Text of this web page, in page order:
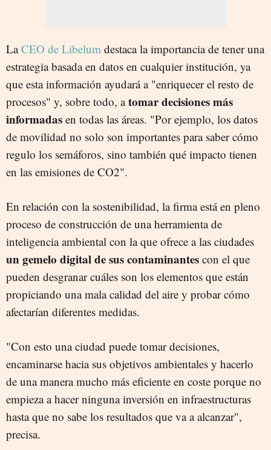
LaCEO de Libelum destaca la importancia de tener una
estrategia basada en datos en cualquier institución, ya
que esta información ayudará a "enriquecer el resto de
procesos" y, sobre todo, atomar decisiones más
informadas en todas las áreas. "Por ejemplo, los datos
de movilidad no solo son importantes para saber cómo
regulo los semáforos, sino también qué impacto tienen
en las emisiones de CO2".
En relación con la sostenibilidad, la firma está en pleno
proceso de construcción de una herramienta de
inteligencia ambiental con la que ofrece a las ciudades
un gemelo digital de sus contaminantes con el que
pueden desgranar cuáles son los elementos que están
propiciando una mala calidad del aire y probar cómo
afectarían diferentes medidas.
"Con esto una ciudad puede tomar decisiones,
encaminarse hacia sus objetivos ambientales y hacerlo
de una manera mucho más eficiente en coste porque no
empieza a hacer ninguna inversión en infraestructuras
hasta que no sabe los resultados que va a alcanzar",
precisa.